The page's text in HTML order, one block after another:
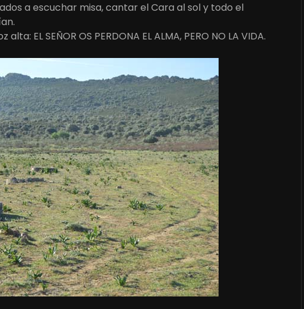
a escuchar misa, cantar el Cara al sol y todo el
EL SEÑOR OS PERDONA EL ALMA, PERO NO LA VIDA.